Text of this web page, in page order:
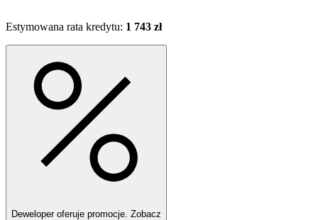
Estymowana rata kredytu: 1 743 zł
Deweloper oferuje promocje. Zobacz